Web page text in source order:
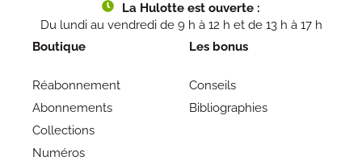
La Hulotte est ouverte :
Du lundi au vendredi de 9 h à 12 h et de 13 h à 17 h
Boutique
Réabonnement
Abonnements
Collections
Numéros
Les bonus
Conseils
Bibliographies